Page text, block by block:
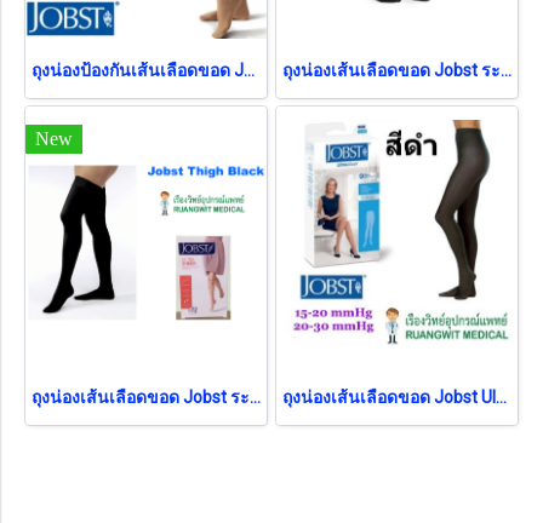
ถุงน่องป้องกันเส้นเลือดขอด Jobst Maternity สำหรับคนท้อง แรงบีบ 15-20 mmHg ถุงน่องเส้นเลือดขอด Jobst ระดับเข่า แรงบีบ 15-20 มม.ปรอท (สีดำ)
New
ถุงน่องเส้นเลือดขอด Jobst ระดับต้นขา แรงดัน 30-40 มม.ปรอท สีดำ ถุงน่องเส้นเลือดขอด Jobst Ultra Sheer Waist เต็มตัว แรงบีบ 30-40 มม.ปรอท สีดำ